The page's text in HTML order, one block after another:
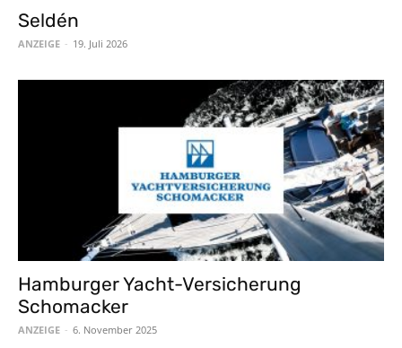
Seldén
ANZEIGE - 19. Juli 2026
Hamburger Yacht-Versicherung
Schomacker
ANZEIGE - 6. November 2025